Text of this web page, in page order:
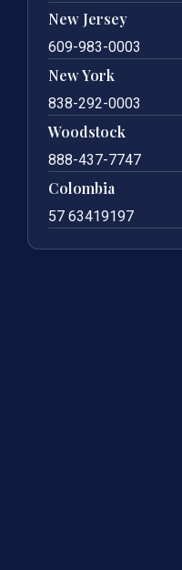
New Jersey
609-983-0003
New York
838-292-0003
Woodstock
888-437-7747
Colombia
57 63419197